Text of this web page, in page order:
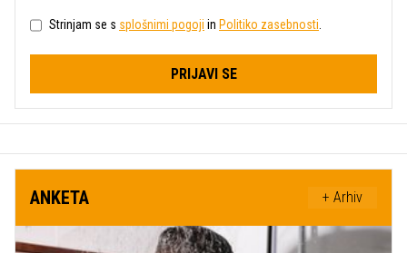
Strinjam se s splošnimi pogoji in Politiko zasebnosti
PRIJAVI SE
ANKETA + Arhiv